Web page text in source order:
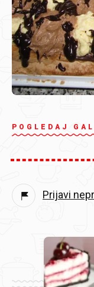
POGLEDAJ
Prijavi